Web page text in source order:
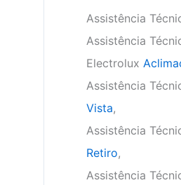
Assistência
Assistência
Electrolux
Assistência
Vista,
Assistência
Retiro,
Assistência